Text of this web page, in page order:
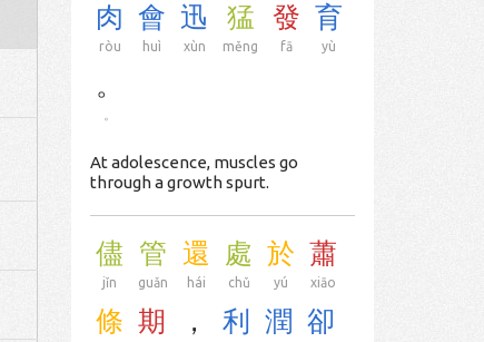
肉
ròu
會
huì
迅
xùn
猛
měng
發
fā
育
yù
。
At adolescence, muscles go
through a growth spurt.
儘
jǐn
管
guǎn
還
hái
處
chǔ
於
yú
蕭
xiāo
條 期 ， 利 潤 卻